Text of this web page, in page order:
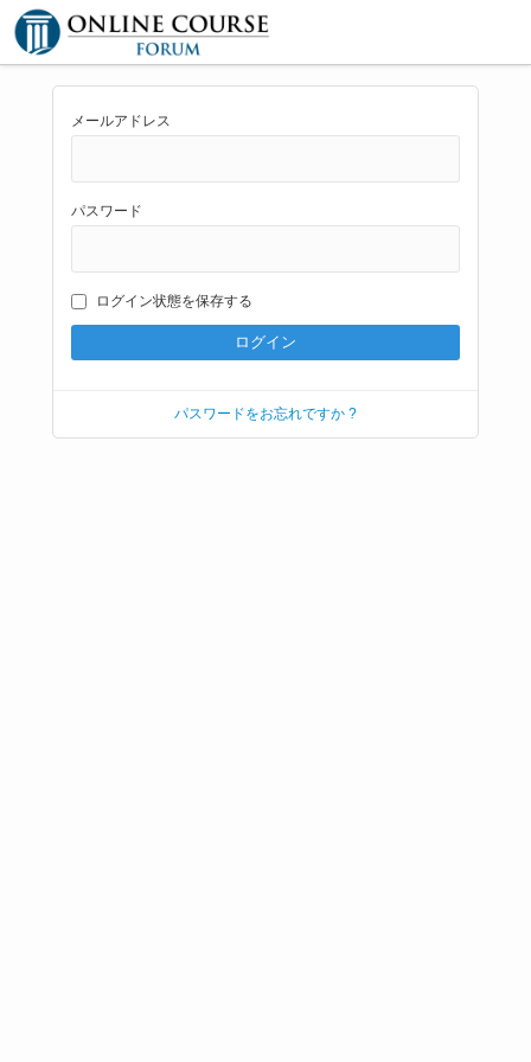
メールアドレス
パスワード
ログイン状態を保存する
パスワードをお忘れですか ?